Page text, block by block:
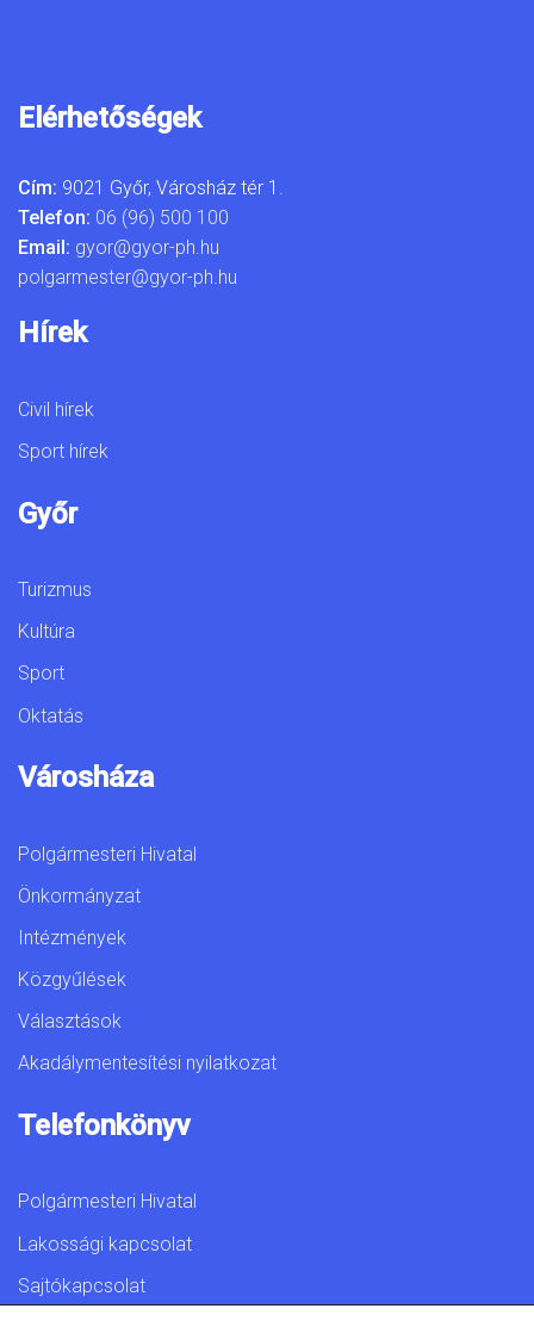
Elérhetőségek
Cím: 9021 Győr, Városház tér 1.
Telefon: 06 (96) 500 100
Email: gyor@gyor-ph.hu
polgarmester@gyor-ph.hu
Hírek
Civil hírek
Sport hírek
Győr
Turizmus
Kultúra
Sport
Oktatás
Városháza
Polgármesteri Hivatal
Önkormányzat
Intézmények
Közgyűlések
Választások
Akadálymentesítési nyilatkozat
Telefonkönyv
Polgármesteri Hivatal
Lakossági kapcsolat
Sajtókapcsolat